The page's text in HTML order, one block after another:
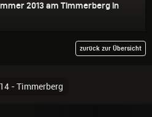
2013 am Timmerberg in
zurück zur Übersicht
- Timmerberg